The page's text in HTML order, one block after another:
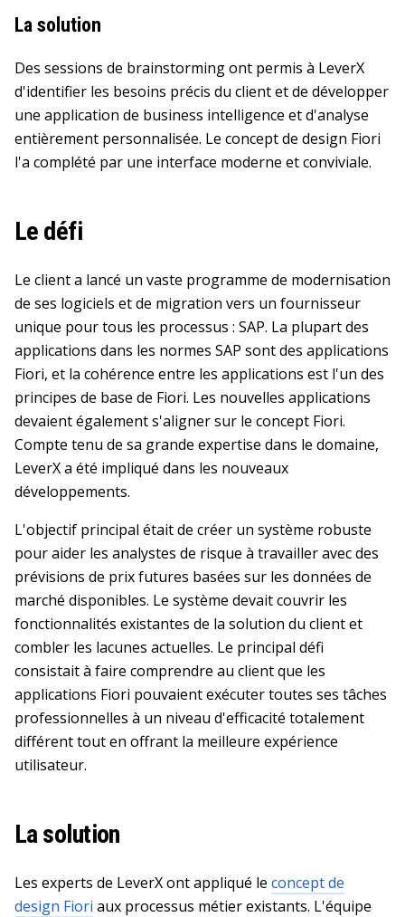
La solution
Des sessions de brainstorming ont permis à LeverX
d'identifier les besoins précis du client et de développer
une application de business intelligence et d'analyse
entièrement personnalisée. Le concept de design Fiori
l'a complété par une interface moderne et conviviale.
Le défi
Le client a lancé un vaste programme de modernisation
de ses logiciels et de migration vers un fournisseur
unique pour tous les processus : SAP. La plupart des
applications dans les normes SAP sont des applications
Fiori, et la cohérence entre les applications est l'un des
principes de base de Fiori. Les nouvelles applications
devaient également s'aligner sur le concept Fiori.
Compte tenu de sa grande expertise dans le domaine,
LeverX a été impliqué dans les nouveaux
développements.
L'objectif principal était de créer un système robuste
pour aider les analystes de risque à travailler avec des
prévisions de prix futures basées sur les données de
marché disponibles. Le système devait couvrir les
fonctionnalités existantes de la solution du client et
combler les lacunes actuelles. Le principal défi
consistait à faire comprendre au client que les
applications Fiori pouvaient exécuter toutes ses tâches
professionnelles à un niveau d'efficacité totalement
différent tout en offrant la meilleure expérience
utilisateur.
La solution
Les experts de LeverX ont appliqué le concept de
design Fiori aux processus métier existants. L'équipe